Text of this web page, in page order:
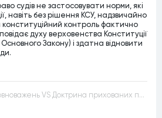
судів не застосовувати норми, які
навіть без рішення КСУ, надзвичайно
контроль фактично
духу верховенства Конституції
Основного Закону) і здатна відновити
Доктрина виключних повноважень VS Доктрина прихованих повноважень